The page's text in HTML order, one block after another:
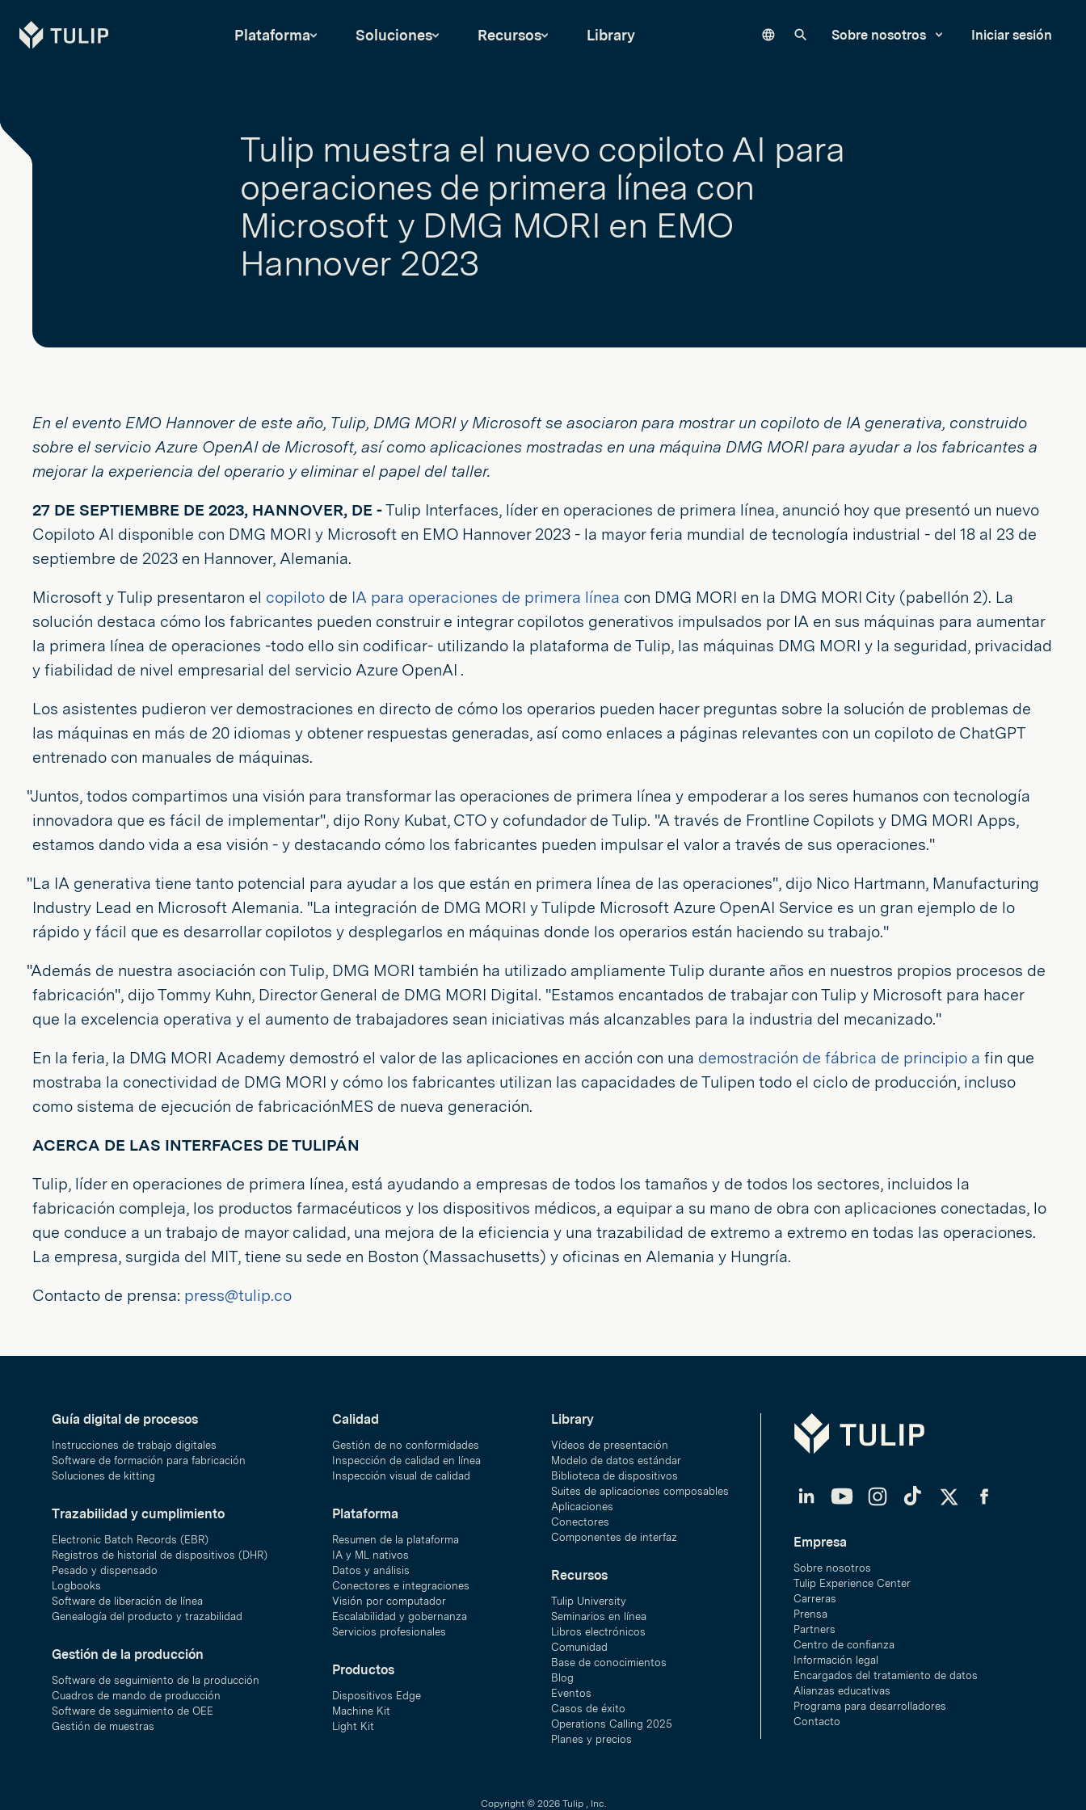
Tulip Plataforma Soluciones Recursos Library LanguageBuscar en nuestro sitio
Sobre nosotros Iniciar sesión
Tulip muestra el nuevo copiloto AI para
operaciones de primera línea con
Microsoft y DMG MORI en EMO
Hannover 2023
En el evento EMO Hannover de este año, Tulip, DMG MORI y Microsoft se asociaron para mostrar un copiloto de IA generativa, construido
sobre el servicio Azure OpenAI de Microsoft, así como aplicaciones mostradas en una máquina DMG MORI para ayudar a los fabricantes a
mejorar la experiencia del operario y eliminar el papel del taller.
27 DE SEPTIEMBRE DE 2023, HANNOVER, DE -Tulip Interfaces, líder en operaciones de primera línea, anunció hoy que presentó un nuevo
Copiloto AI disponible con DMG MORI y Microsoft en EMO Hannover 2023 - la mayor feria mundial de tecnología industrial - del 18 al 23 de
septiembre de 2023 en Hannover, Alemania.
Microsoft y Tulip presentaron el copiloto de IA para operaciones de primera línea con DMG MORI en la DMG MORI City (pabellón 2). La
solución destaca cómo los fabricantes pueden construir e integrar copilotos generativos impulsados por IA en sus máquinas para aumentar
la primera línea de operaciones -todo ello sin codificar- utilizando la plataforma de Tulip, las máquinas DMG MORI y la seguridad, privacidad
y fiabilidad de nivel empresarial del servicio Azure OpenAI .
Los asistentes pudieron ver demostraciones en directo de cómo los operarios pueden hacer preguntas sobre la solución de problemas de
las máquinas en más de 20 idiomas y obtener respuestas generadas, así como enlaces a páginas relevantes con un copiloto de ChatGPT
entrenado con manuales de máquinas.
"Juntos, todos compartimos una visión para transformar las operaciones de primera línea y empoderar a los seres humanos con tecnología
innovadora que es fácil de implementar", dijo Rony Kubat, CTO y cofundador de Tulip. "A través de Frontline Copilots y DMG MORI Apps,
estamos dando vida a esa visión - y destacando cómo los fabricantes pueden impulsar el valor a través de sus operaciones."
"La IA generativa tiene tanto potencial para ayudar a los que están en primera línea de las operaciones", dijo Nico Hartmann, Manufacturing
Industry Lead en Microsoft Alemania. "La integración de DMG MORI y Tulipde Microsoft Azure OpenAI Service es un gran ejemplo de lo
rápido y fácil que es desarrollar copilotos y desplegarlos en máquinas donde los operarios están haciendo su trabajo."
"Además de nuestra asociación con Tulip, DMG MORI también ha utilizado ampliamente Tulip durante años en nuestros propios procesos de
fabricación", dijo Tommy Kuhn, Director General de DMG MORI Digital. "Estamos encantados de trabajar con Tulip y Microsoft para hacer
que la excelencia operativa y el aumento de trabajadores sean iniciativas más alcanzables para la industria del mecanizado."
En la feria, la DMG MORI Academy demostró el valor de las aplicaciones en acción con una demostración de fábrica de principio a fin que
mostraba la conectividad de DMG MORI y cómo los fabricantes utilizan las capacidades de Tulipen todo el ciclo de producción, incluso
como sistema de ejecución de fabricaciónMES de nueva generación.
ACERCA DE LAS INTERFACES DE TULIPÁN
Tulip, líder en operaciones de primera línea, está ayudando a empresas de todos los tamaños y de todos los sectores, incluidos la
fabricación compleja, los productos farmacéuticos y los dispositivos médicos, a equipar a su mano de obra con aplicaciones conectadas, lo
que conduce a un trabajo de mayor calidad, una mejora de la eficiencia y una trazabilidad de extremo a extremo en todas las operaciones.
La empresa, surgida del MIT, tiene su sede en Boston (Massachusetts) y oficinas en Alemania y Hungría.
Contacto de prensa: press@tulip.co
Guía digital de procesos
Instrucciones de trabajo digitales
Software de formación para fabricación
Soluciones de kitting
Trazabilidad y cumplimiento
Electronic Batch Records (EBR)
Registros de historial de dispositivos (DHR)
Pesado y dispensado
Logbooks
Software de liberación de línea
Genealogía del producto y trazabilidad
Gestión de la producción
Software de seguimiento de la producción
Cuadros de mando de producción
Software de seguimiento de OEE
Gestión de muestras
Calidad
Gestión de no conformidades
Inspección de calidad en línea
Inspección visual de calidad
Plataforma
Resumen de la plataforma
IA y ML nativos
Datos y análisis
Conectores e integraciones
Visión por computador
Escalabilidad y gobernanza
Servicios profesionales
Productos
Dispositivos Edge
Machine Kit
Light Kit
Library
Vídeos de presentación
Modelo de datos estándar
Biblioteca de dispositivos
Suites de aplicaciones composables
Aplicaciones
Conectores
Componentes de interfaz
Recursos
Tulip University
Seminarios en línea
Libros electrónicos
Comunidad
Base de conocimientos
Blog
Eventos
Casos de éxito
Operations Calling 2025
Planes y precios
Tulip
LinkedInYouTubeInstagramTikTokTwitterFacebook
Empresa
Sobre nosotros
Tulip Experience Center
Carreras
Prensa
Partners
Centro de confianza
Información legal
Encargados del tratamiento de datos
Alianzas educativas
Programa para desarrolladores
Contacto
Copyright © 2026 Tulip , Inc.